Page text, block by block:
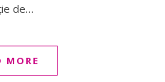
de…
MORE